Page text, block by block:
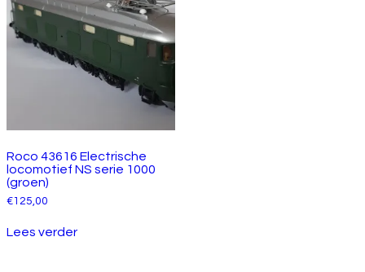
Roco 43616 Electrische
locomotief NS serie 1000
(groen)
€125,00
Lees verder